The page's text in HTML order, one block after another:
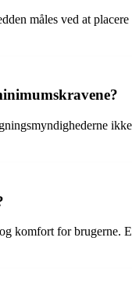
måles ved at
komfort for brugerne.